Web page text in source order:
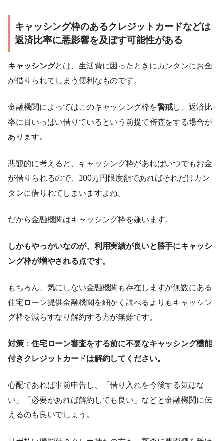
キャッシング枠のあるクレジットカードなどは
返済比率に悪影響を及ぼす可能性がある
キャッシングとは、生活費に困ったときにカンタンにお金
が借りられてしまう便利なものです。
金融機関によってはこのキャッシング枠を警戒し、返済比
率に目いっぱい借りているという前提で審査をする場合が
あります。
悲観的に考えると、キャッシング枠があればいつでもお金
が借りられるので、100万円限度額であればそれだけカン
タンに借りれてしまいますよね。
だから金融機関はキャッシング枠を嫌います。
しかもやっかいなのが、利用実績が良いと勝手にキャッシ
ング枠が増やされる点です。
もちろん、気にしない金融機関も存在しますが無数にある
住宅ローン提供金融機関を細かく調べるよりもキャッシン
グ枠を減らすなり解約する方が無難です。
対策：住宅ローン審査をする前に不要なキャッシング機能
付きクレジットカードは解約してください。
心配であれば事前申告し、「借り入れを今後する気はな
い」「必要があれば解約しても良い」などと金融機関に伝
えるのも良いでしょう。